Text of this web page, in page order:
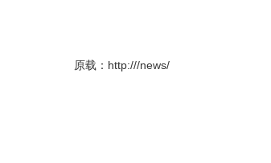
原载：http:///news/